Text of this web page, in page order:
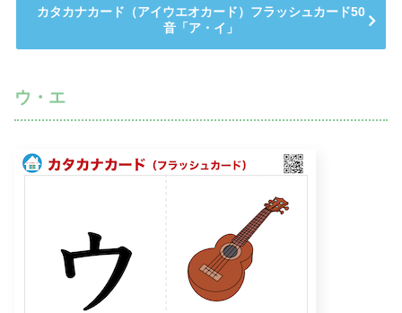
カタカナカード（アイウエオカード）フラッシュカード50
音「ア・イ」
ウ・エ